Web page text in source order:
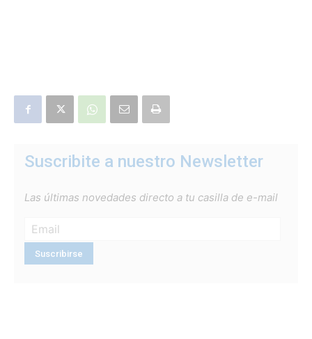
Suscribite a nuestro Newsletter
Las últimas novedades directo a tu casilla de e-mail